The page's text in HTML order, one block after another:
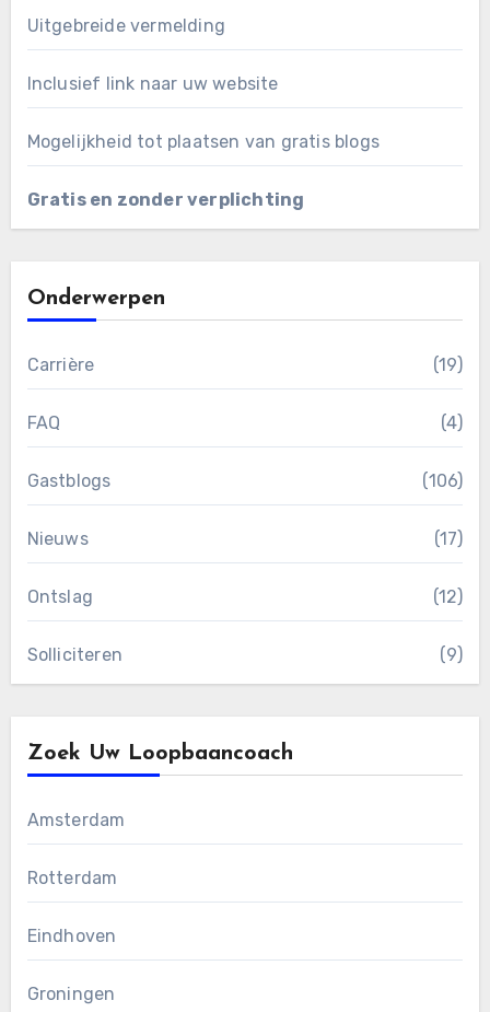
Uitgebreide vermelding
Inclusief link naar uw website
Mogelijkheid tot plaatsen van gratis blogs
Gratis en zonder verplichting
Onderwerpen
Carrière (19)
FAQ (4)
Gastblogs (106)
Nieuws (17)
Ontslag (12)
Solliciteren (9)
Zoek Uw Loopbaancoach
Amsterdam
Rotterdam
Eindhoven
Groningen